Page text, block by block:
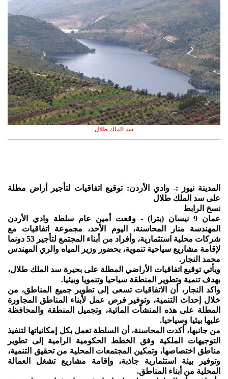
سد الملك طلال
المدينة نيوز :- وادي الأردن: توقيع اتفاقيات لتأجير أراض مطلة
على سد الملك طلال
نسخ الرابط
عمان 9 نيسان (بترا) - وقعت أمين عام سلطة وادي الأردن
المهندسة منار المحاسنة، اليوم الأحد، مجموعة اتفاقيات مع
شركات محلية استثمارية، وأفراد من أبناء المجتمع لتأجير 53 دونما
لإقامة مشاريع سياحية تنموية، بحضور وزير المياه والري المهندس
محمد النجار.
ويأتي توقيع اتفاقيات الأراضي المطلة على بحيرة سد الملك طلال،
بهدف تنمية وتطوير المنطقة سياحيا وتنمويا وبيئيا.
واكد النجار، أن الاتفاقيات تسعى إلى تطوير جميع المناطق، من
خلال إحداث التنمية، وتوفير فرص عمل لأبناء المناطق المجاورة
المطلة على هذه المنشآت المائية، وتجميل المنطقة والمحافظة
عليها بيئيا وسياحيا.
من جانبها، أكدت المحاسنة، أن السلطة تعمل بكل إمكانياتها لتنفيذ
التوجيهات الملكية وفق الخطط الحكومية الرامية إلى تطوير
مناطق اختصاصها، وتمكين المجتمعات المحلية من تحقيق التنمية،
وتوفير بيئة استثمارية جاذبة، وإقامة مشاريع تشغل العمالة
المحلية من أبناء المناطق.